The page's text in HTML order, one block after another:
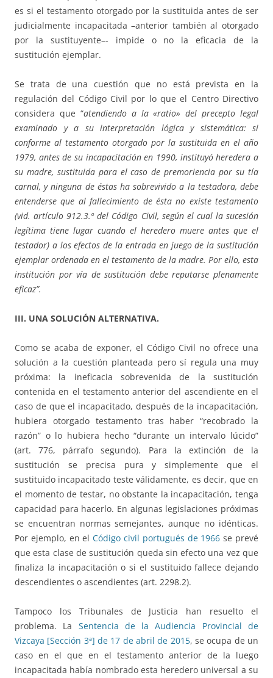
es si el testamento otorgado por la sustituida antes de ser
judicialmente incapacitada –anterior también al otorgado
por la sustituyente–- impide o no la eficacia de la
sustitución ejemplar.
Se trata de una cuestión que no está prevista en la
regulación del Código Civil por lo que el Centro Directivo
considera que “atendiendo a la «ratio» del precepto legal
examinado y a su interpretación lógica y sistemática: si
conforme al testamento otorgado por la sustituida en el año
1979, antes de su incapacitación en 1990, instituyó heredera a
su madre, sustituida para el caso de premoriencia por su tía
carnal, y ninguna de éstas ha sobrevivido a la testadora, debe
entenderse que al fallecimiento de ésta no existe testamento
(vid. artículo 912.3.º del Código Civil, según el cual la sucesión
legítima tiene lugar cuando el heredero muere antes que el
testador) a los efectos de la entrada en juego de la sustitución
ejemplar ordenada en el testamento de la madre. Por ello, esta
institución por vía de sustitución debe reputarse plenamente
eficaz”.
III. UNA SOLUCIÓN ALTERNATIVA.
Como se acaba de exponer, el Código Civil no ofrece una
solución a la cuestión planteada pero sí regula una muy
próxima: la ineficacia sobrevenida de la sustitución
contenida en el testamento anterior del ascendiente en el
caso de que el incapacitado, después de la incapacitación,
hubiera otorgado testamento tras haber “recobrado la
razón” o lo hubiera hecho “durante un intervalo lúcido”
(art. 776, párrafo segundo). Para la extinción de la
sustitución se precisa pura y simplemente que el
sustituido incapacitado teste válidamente, es decir, que en
el momento de testar, no obstante la incapacitación, tenga
capacidad para hacerlo. En algunas legislaciones próximas
se encuentran normas semejantes, aunque no idénticas.
Por ejemplo, en elCódigo civil portugués de 1966 se prevé
que esta clase de sustitución queda sin efecto una vez que
finaliza la incapacitación o si el sustituido fallece dejando
descendientes o ascendientes (art. 2298.2).
Tampoco los Tribunales de Justicia han resuelto el
problema. La Sentencia de la Audiencia Provincial de
Vizcaya [Sección 3ª] de 17 de abril de 2015, se ocupa de un
caso en el que en el testamento anterior de la luego
incapacitada había nombrado esta heredero universal a su